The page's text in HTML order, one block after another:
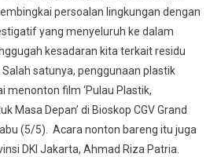
Warga
Jakarta
Nonton
persoalan lingkungan dengan
yang menyeluruh ke dalam
kesadaran kita terkait residu
satunya, penggunaan plastik
menonton film ‘Pulau Plastik,
Masa Depan’ di Bioskop CGV Grand
(5/5). Acara nonton bareng itu juga
DKI Jakarta, Ahmad Riza Patria.